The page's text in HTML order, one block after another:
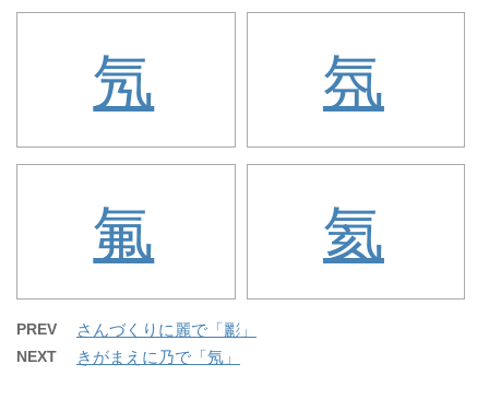
氖 氛
氟 氦
PREV さんづくりに麗で「彲」
NEXT きがまえに乃で「氖」